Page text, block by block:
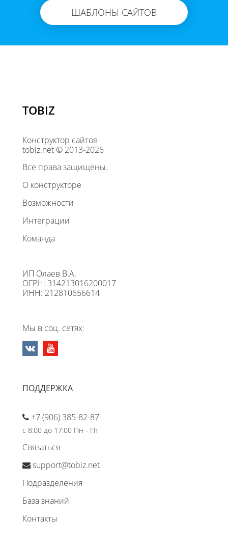
ШАБЛОНЫ САЙТОВ
TOBIZ
Конструктор сайтов
tobiz.net © 2013-2026
Все права защищены.
О конструкторе
Возможности
Интеграции
Команда
ИП Олаев В.А.
ОГРН: 314213016200017
ИНН: 212810656614
Мы в соц. сетях:
ПОДДЕРЖКА
+7 (906) 385-82-87
с 8:00 до 17:00 Пн - Пт
Связаться
support@tobiz.net
Подразделения
База знаний
Контакты